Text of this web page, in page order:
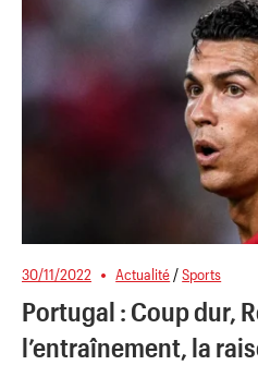
30/11/2022 Actualité /Sports
Portugal : Coup dur,
l’entraînement, la